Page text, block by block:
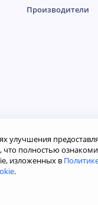
Производители
на сайте носит
кодекса РФ.
даете согласие на
улучшения
что полностью
изложенных в
.